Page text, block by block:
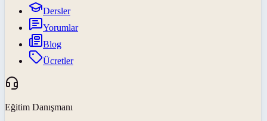
Dersler
Yorumlar
Blog
Ücretler
Eğitim Danışmanı